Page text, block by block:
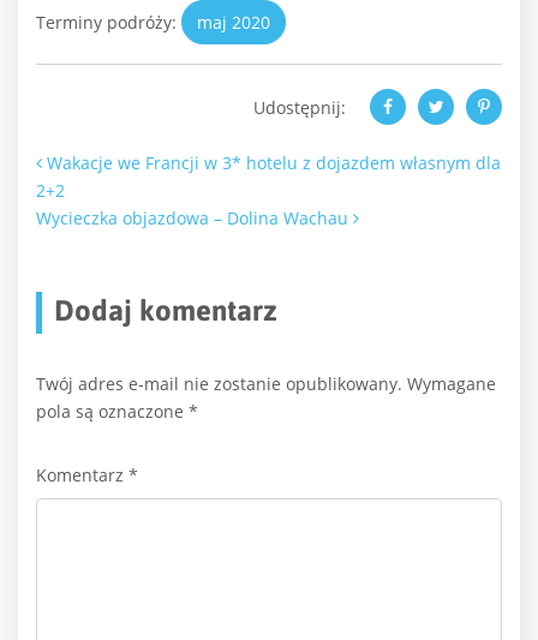
Terminy podróży: maj 2020
Udostępnij:
Nawigacja po artykułach
Wakacje we Francji w 3* hotelu z dojazdem własnym dla
2+2
Wycieczka objazdowa – Dolina Wachau
Dodaj komentarz
Twój adres e-mail nie zostanie opublikowany. Wymagane
pola są oznaczone *
Komentarz *